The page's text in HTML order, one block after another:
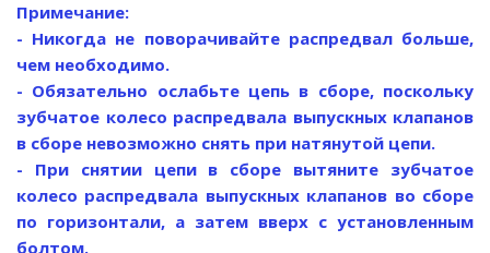
Примечание:
- Никогда не поворачивайте распредвал больше,
чем необходимо.
- Обязательно ослабьте цепь в сборе, поскольку
зубчатое колесо распредвала выпускных клапанов
в сборе невозможно снять при натянутой цепи.
- При снятии цепи в сборе вытяните зубчатое
колесо распредвала выпускных клапанов во сборе
по горизонтали, а затем вверх с установленным
болтом.